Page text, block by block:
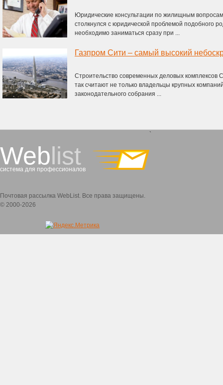
Юридические консультации по жилищным
столкнулся с юридической проблемой подобного
необходимо заниматься сразу при ...
Газпром Сити – самый высокий
Строительство современных деловых комплексов
так считают не только владельцы крупных
законодательного собрания ...
Weblist
система для профессионалов
`
Почтовая рассылка WebList. Все права защищены.
© 2000-2026